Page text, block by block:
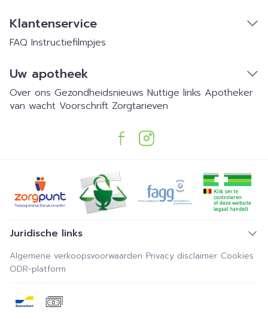
Klantenservice
FAQ Instructiefilmpjes
Uw apotheek
Over ons Gezondheidsnieuws Nuttige links Apotheker
van wacht Voorschrift Zorgtarieven
Juridische links
Algemene verkoopsvoorwaarden Privacy disclaimer Cookies
ODR-platform